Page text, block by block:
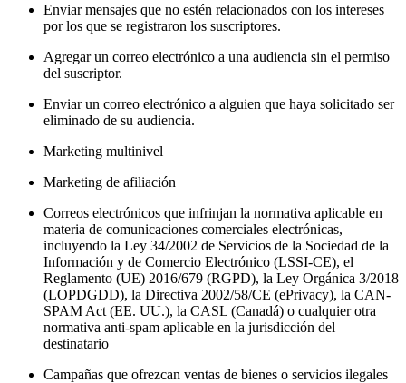
Enviar mensajes que no estén relacionados con los intereses
por los que se registraron los suscriptores.
Agregar un correo electrónico a una audiencia sin el permiso
del suscriptor.
Enviar un correo electrónico a alguien que haya solicitado ser
eliminado de su audiencia.
Marketing multinivel
Marketing de afiliación
Correos electrónicos que infrinjan la normativa aplicable en
materia de comunicaciones comerciales electrónicas,
incluyendo la Ley 34/2002 de Servicios de la Sociedad de la
Información y de Comercio Electrónico (LSSI-CE), el
Reglamento (UE) 2016/679 (RGPD), la Ley Orgánica 3/2018
(LOPDGDD), la Directiva 2002/58/CE (ePrivacy), la CAN-
SPAM Act (EE. UU.), la CASL (Canadá) o cualquier otra
normativa anti-spam aplicable en la jurisdicción del
destinatario
Campañas que ofrezcan ventas de bienes o servicios ilegales